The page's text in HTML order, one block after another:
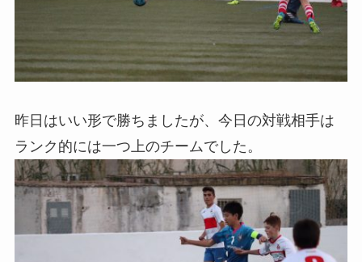
昨日はいい形で勝ちましたが、今日の対戦相手は
ランク的には一つ上のチームでした。